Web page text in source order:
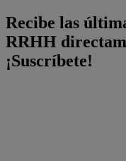
Recibe las
RRHH
¡Suscríbete!